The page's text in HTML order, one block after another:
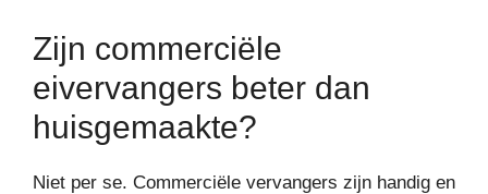
Zijn commerciële
eivervangers beter dan
huisgemaakte?
Niet per se. Commerciële vervangers zijn handig en